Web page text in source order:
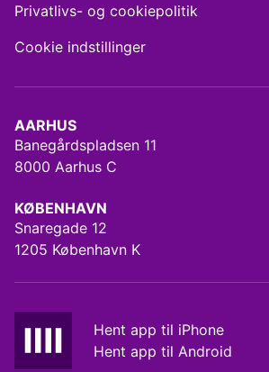
AARHUS
Banegårdspladsen 11
8000 Aarhus C
KØBENHAVN
Snaregade 12
1205 København K
Hent app til iPhone
Hent app til Android
Privatlivs- og cookiepolitik
Cookie indstillinger